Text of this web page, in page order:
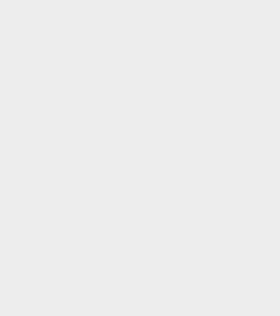
pour fonctionner.